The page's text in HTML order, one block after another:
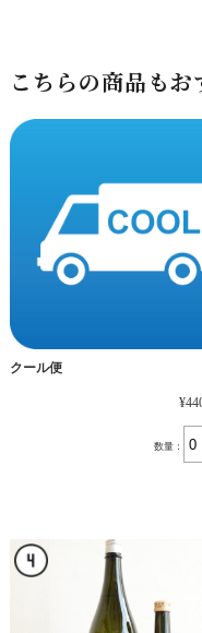
こちらの商品もお
クール便
数量：